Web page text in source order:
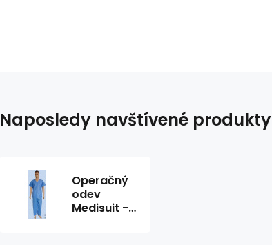
Naposledy navštívené produkty
Operačný
odev
Medisuit -